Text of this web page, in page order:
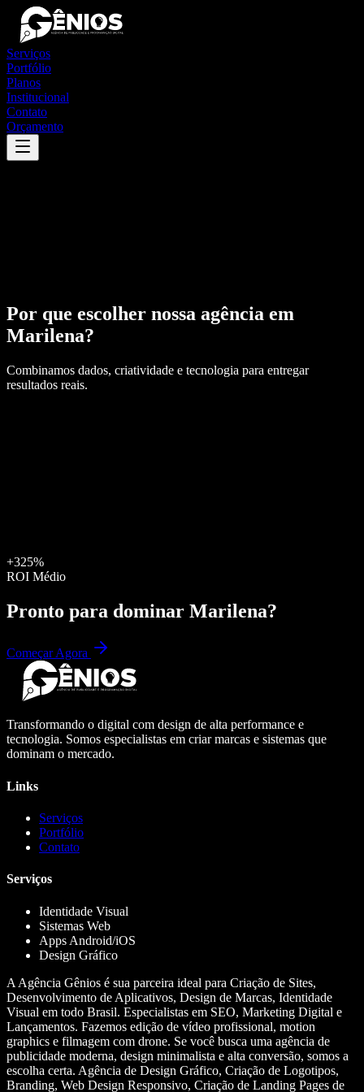
Serviços
Portfólio
Planos
Institucional
Contato
Orçamento
Por que escolher nossa agência em
Marilena?
Combinamos dados, criatividade e tecnologia para entregar
resultados reais.
+325%
ROI Médio
Pronto para dominar Marilena?
Começar Agora
Transformando o digital com design de alta performance e
tecnologia. Somos especialistas em criar marcas e sistemas que
dominam o mercado.
Links
Serviços
Portfólio
Contato
Serviços
Identidade Visual
Sistemas Web
Apps Android/iOS
Design Gráfico
A Agência Gênios é sua parceira ideal para Criação de Sites,
Desenvolvimento de Aplicativos, Design de Marcas, Identidade
Visual em todo Brasil. Especialistas em SEO, Marketing Digital e
Lançamentos. Fazemos edição de vídeo profissional, motion
graphics e filmagem com drone. Se você busca uma agência de
publicidade moderna, design minimalista e alta conversão, somos a
escolha certa. Agência de Design Gráfico, Criação de Logotipos,
Branding, Web Design Responsivo, Criação de Landing Pages de